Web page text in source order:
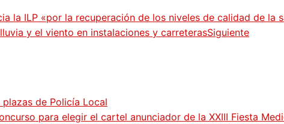
la ILP «por la recuperación de los niveles de calidad de la
y el viento en instalaciones y carreterasSiguiente
de Policía Local
para elegir el cartel anunciador de la XXIII Fiesta